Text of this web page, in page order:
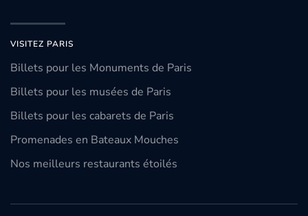
VISITEZ PARIS
Billets pour les Monuments de Paris
Billets pour les musées de Paris
Billets pour les cabarets de Paris
Promenades en Bateaux Mouches
Nos meilleurs restaurants étoilés